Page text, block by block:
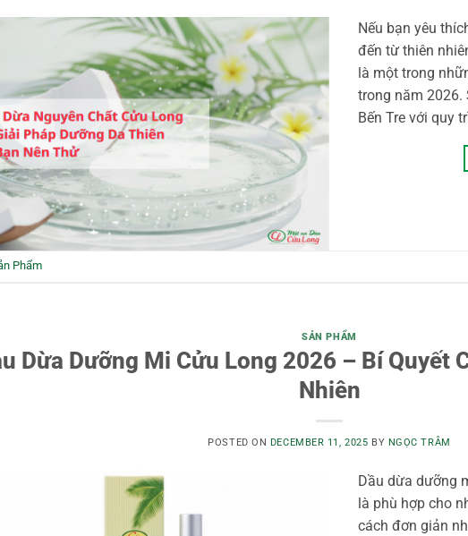
Nếu bạn yêu
đến từ thiên
là một trong
trong năm
Bến Tre với quy
Phẩm
SẢN PHẨM
Dừa Dưỡng Mi Cửu Long 2026 – Bí Quyết
Nhiên
POSTED ON DECEMBER 11, 2025 BY NGỌC TRÂM
Dầu dừa dưỡng
là phù hợp cho
cách đơn giản